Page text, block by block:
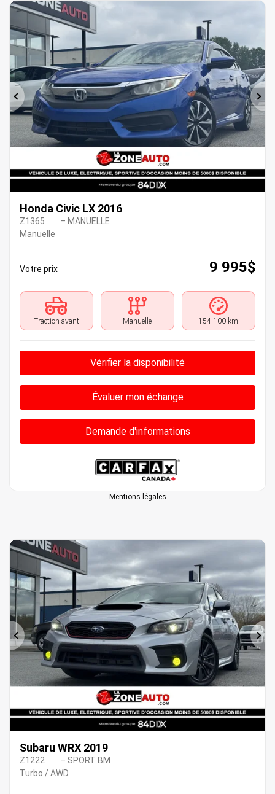
Précédent
Honda Civic LX 2016
Z1365
– MANUELLE
Manuelle
Votre prix 9 995$
Traction avant Manuelle 154 100 km
Vérifier la disponibilité
Évaluer mon échange
Demande d'informations
Mentions légales
Précédent
Subaru WRX 2019
Z1222
– SPORT BM
Turbo / AWD